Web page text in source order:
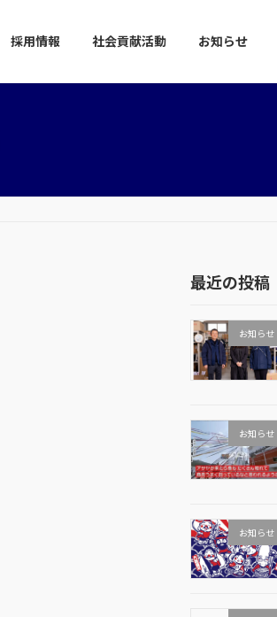
採用情報 社会貢献活動 お知らせ
最近の投稿
お知らせ
お知らせ
お知らせ